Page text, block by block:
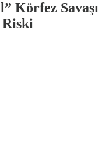
Körfez Savaşı